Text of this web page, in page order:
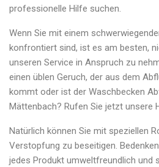
professionelle Hilfe suchen.
Wenn Sie mit einem
konfrontiert sind, ist es am besten,
unseren Service in Anspruch zu
einen üblen Geruch, der aus dem
kommt oder ist der Waschbecken
Mättenbach? Rufen Sie jetzt unsere
Natürlich können Sie mit speziellen
Verstopfung zu beseitigen.
jedes Produkt umweltfreundlich und